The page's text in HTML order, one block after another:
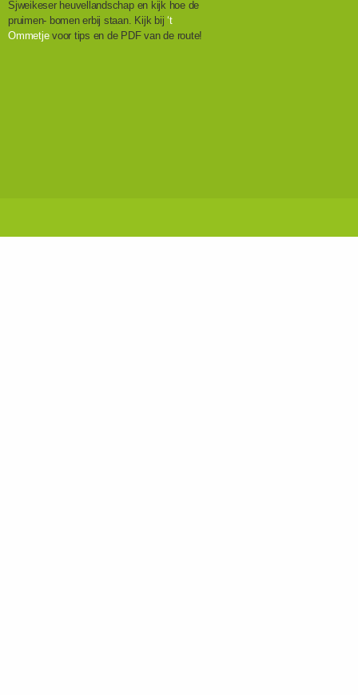
Sjweikeser heuvellandschap en kijk hoe de
pruimen- bomen erbij staan. Kijk bij‘t
Ommetjevoor tips en de PDF van de route!